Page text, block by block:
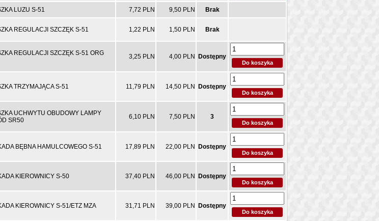
LUZU S-51 7,72 PLN 9,50 PLN Brak
REGULACJI SZCZĘK S-51 1,22 PLN 1,50 PLN Brak
REGULACJI SZCZĘK S-51 ORG
3,25 PLN 4,00 PLN Dostępny
TRZYMAJĄCA S-51 11,79 PLN 14,50 PLN Dostępny
UCHWYTU OBUDOWY LAMPY
SR50
6,10 PLN 7,50 PLN 3
BĘBNA HAMULCOWEGO S-51 17,89 PLN 22,00 PLN Dostępny
KIEROWNICY S-50 37,40 PLN 46,00 PLN Dostępny
KIEROWNICY S-51/ETZ MZA 31,71 PLN 39,00 PLN Dostępny